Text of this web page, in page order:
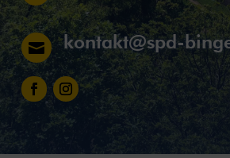
 kontakt@spd-